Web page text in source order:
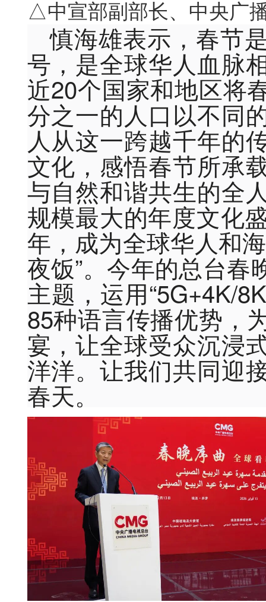
△中宣部副部长、中央广
慎海雄表示，春节
号，是全球华人血脉
近20个国家和地区将
分之一的人口以不同
人从这一跨越千年的
文化，感悟春节所承
与自然和谐共生的全
规模最大的年度文化
年，成为全球华人和
夜饭”。今年的总台春
主题，运用“5G+4K/
85种语言传播优势，
宴，让全球受众沉浸
洋洋。让我们共同迎
春天。